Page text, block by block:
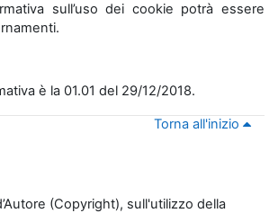
sull’uso dei cookie potrà essere
è la 01.01 del 29/12/2018.
Torna all'inizio
(Copyright), sull'utilizzo della